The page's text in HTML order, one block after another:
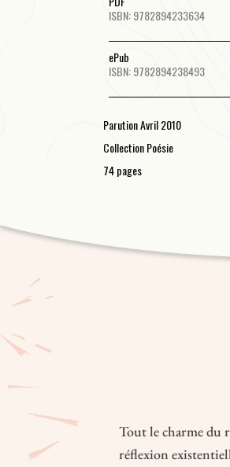
ISBN: 9782894233634
ePub
ISBN: 9782894238493
Parution Avril 2010
Collection Poésie
74 pages
Tout le charme du
réflexion